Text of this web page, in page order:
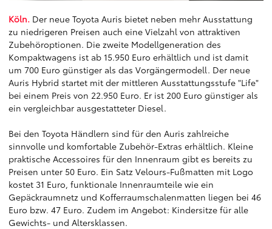
Köln. Der neue Toyota Auris bietet neben mehr Ausstattung
zu niedrigeren Preisen auch eine Vielzahl von attraktiven
Zubehöroptionen. Die zweite Modellgeneration des
Kompaktwagens ist ab 15.950 Euro erhältlich und ist damit
um 700 Euro günstiger als das Vorgängermodell. Der neue
Auris Hybrid startet mit der mittleren Ausstattungsstufe "Life"
bei einem Preis von 22.950 Euro. Er ist 200 Euro günstiger als
ein vergleichbar ausgestatteter Diesel.
Bei den Toyota Händlern sind für den Auris zahlreiche
sinnvolle und komfortable Zubehör-Extras erhältlich. Kleine
praktische Accessoires für den Innenraum gibt es bereits zu
Preisen unter 50 Euro. Ein Satz Velours-Fußmatten mit Logo
kostet 31 Euro, funktionale Innenraumteile wie ein
Gepäckraumnetz und Kofferraumschalenmatten liegen bei 46
Euro bzw. 47 Euro. Zudem im Angebot: Kindersitze für alle
Gewichts- und Altersklassen.